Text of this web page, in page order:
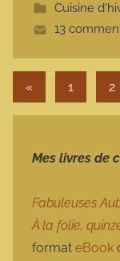
Cuisine
13
«Publications
1 2
Mes livres de
Fabuleuses
À la folie,
format eBook